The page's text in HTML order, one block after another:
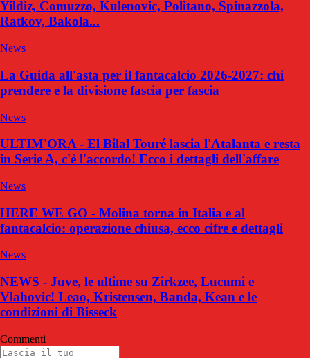
Yildiz, Comuzzo, Kulenovic, Politano, Spinazzola,
Ratkov, Bakola...
News
La Guida all'asta per il fantacalcio 2026-2027: chi
prendere e la divisione fascia per fascia
News
ULTIM'ORA - El Bilal Touré lascia l'Atalanta e resta
in Serie A, c'è l'accordo! Ecco i dettagli dell'affare
News
HERE WE GO - Molina torna in Italia e al
fantacalcio: operazione chiusa, ecco cifre e dettagli
News
NEWS - Juve, le ultime su Zirkzee, Lucumi e
Vlahovic! Leao, Kristensen, Banda, Kean e le
condizioni di Bisseck
Commenti